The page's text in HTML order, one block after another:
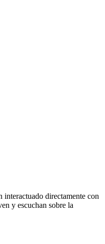
interactuado directamente con
y escuchan sobre la